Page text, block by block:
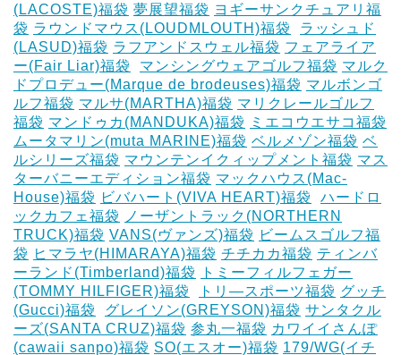
(LACOSTE)福袋 夢展望福袋 ヨギーサンクチュアリ福
袋 ラウンドマウス(LOUDMLOUTH)福袋
ラッシュド
(LASUD)福袋 ラフアンドスウェル福袋 フェアライア
ー(Fair Liar)福袋
マンシングウェアゴルフ福袋 マルク
ドプロデュー(Marque de brodeuses)福袋 マルボンゴ
ルフ福袋 マルサ(MARTHA)福袋 マリクレールゴルフ
福袋 マンドゥカ(MANDUKA)福袋
ミエコウエサコ福袋
ムータマリン(muta MARINE)福袋 ベルメゾン福袋 ベ
ルシリーズ福袋 マウンテンイクィップメント福袋 マス
ターバニーエディション福袋 マックハウス(Mac-
House)福袋 ビバハート(VIVA HEART)福袋
ハードロ
ックカフェ福袋
ノーザントラック(NORTHERN
TRUCK)福袋 VANS(ヴァンズ)福袋 ビームスゴルフ福
袋 ヒマラヤ(HIMARAYA)福袋 チチカカ福袋 ティンバ
ーランド(Timberland)福袋
トミーフィルフェガー
(TOMMY HILFIGER)福袋
トリ―スポーツ福袋 グッチ
(Gucci)福袋
グレイソン(GREYSON)福袋 サンタクル
ーズ(SANTA CRUZ)福袋 参丸一福袋 カワイイさんぽ
(cawaii sanpo)福袋 SO(エスオー)福袋 179/WG(イチ